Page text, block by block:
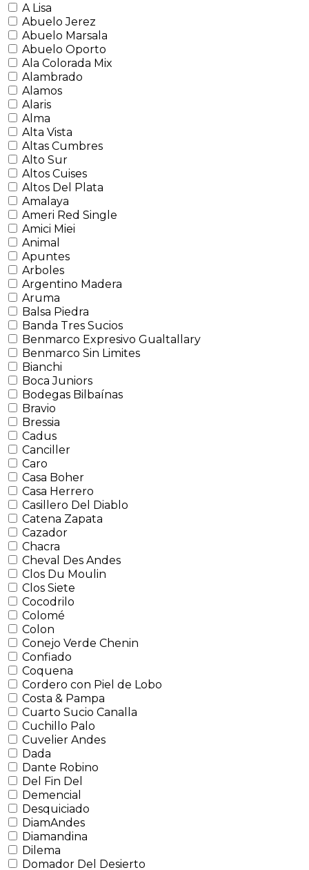
A Lisa
Abuelo Jerez
Abuelo Marsala
Abuelo Oporto
Ala Colorada Mix
Alambrado
Alamos
Alaris
Alma
Alta Vista
Altas Cumbres
Alto Sur
Altos Cuises
Altos Del Plata
Amalaya
Ameri Red Single
Amici Miei
Animal
Apuntes
Arboles
Argentino Madera
Aruma
Balsa Piedra
Banda Tres Sucios
Benmarco Expresivo Gualtallary
Benmarco Sin Limites
Bianchi
Boca Juniors
Bodegas Bilbaínas
Bravio
Bressia
Cadus
Canciller
Caro
Casa Boher
Casa Herrero
Casillero Del Diablo
Catena Zapata
Cazador
Chacra
Cheval Des Andes
Clos Du Moulin
Clos Siete
Cocodrilo
Colomé
Colon
Conejo Verde Chenin
Confiado
Coquena
Cordero con Piel de Lobo
Costa & Pampa
Cuarto Sucio Canalla
Cuchillo Palo
Cuvelier Andes
Dada
Dante Robino
Del Fin Del
Demencial
Desquiciado
DiamAndes
Diamandina
Dilema
Domador Del Desierto